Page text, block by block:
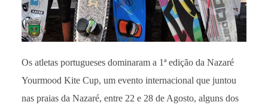
Os atletas portugueses dominaram a 1ª edição da Nazaré
Yourmood Kite Cup, um evento internacional que juntou
nas praias da Nazaré, entre 22 e 28 de Agosto, alguns dos